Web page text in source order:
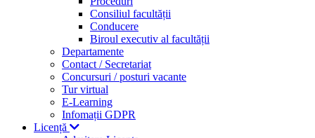
Consiliul facultății
Conducere
Biroul executiv al facultății
Departamente
Contact / Secretariat
Concursuri / posturi vacante
Tur virtual
E-Learning
Infomații GDPR
Licență